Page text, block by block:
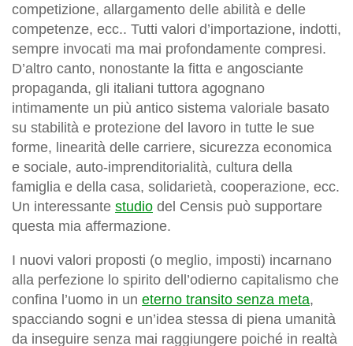
competizione, allargamento delle abilità e delle
competenze, ecc.. Tutti valori d’importazione, indotti,
sempre invocati ma mai profondamente compresi.
D’altro canto, nonostante la fitta e angosciante
propaganda, gli italiani tuttora agognano
intimamente un più antico sistema valoriale basato
su stabilità e protezione del lavoro in tutte le sue
forme, linearità delle carriere, sicurezza economica
e sociale, auto-imprenditorialità, cultura della
famiglia e della casa, solidarietà, cooperazione, ecc.
Un interessante studio del Censis può supportare
questa mia affermazione.
I nuovi valori proposti (o meglio, imposti) incarnano
alla perfezione lo spirito dell’odierno capitalismo che
confina l’uomo in un eterno transito senza meta,
spacciando sogni e un’idea stessa di piena umanità
da inseguire senza mai raggiungere poiché in realtà